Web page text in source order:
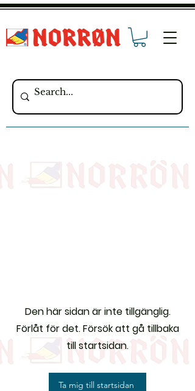
Den här sidan är inte tillgänglig.
Förlåt för det. Försök att gå tillbaka
till startsidan.
Ta mig till startsidan